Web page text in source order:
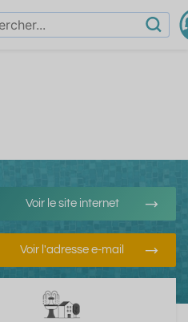
Voir le site internet
Voir l'adresse e-mail